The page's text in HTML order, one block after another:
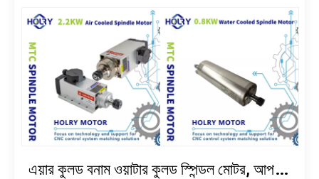
এয়ার কুলড বনাম ওয়াটার কুলড স্পিন্ডল মোটর, আপনার সিএনসি মেশিনের জন্য কোনটি সঠিক?